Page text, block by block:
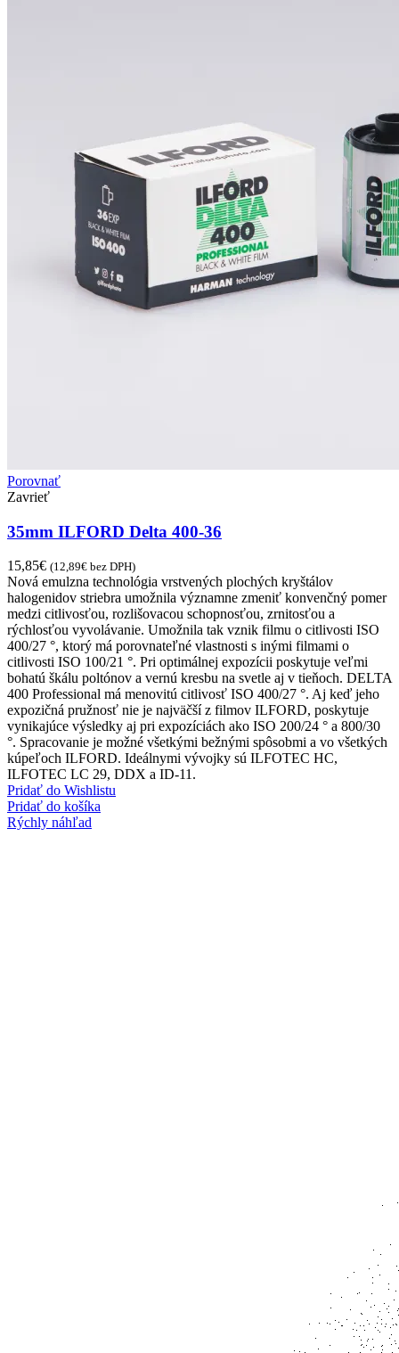
Porovnať
Zavrieť
35mm ILFORD Delta 400-36
15,85€ (12,89€ bez DPH)
Nová emulzna technológia vrstvených plochých kryštálov
halogenidov striebra umožnila významne zmeniť konvenčný pomer
medzi citlivosťou, rozlišovacou schopnosťou, zrnitosťou a
rýchlosťou vyvolávanie. Umožnila tak vznik filmu o citlivosti ISO
400/27 °, ktorý má porovnateľné vlastnosti s inými filmami o
citlivosti ISO 100/21 °. Pri optimálnej expozícii poskytuje veľmi
bohatú škálu poltónov a vernú kresbu na svetle aj v tieňoch. DELTA
400 Professional má menovitú citlivosť ISO 400/27 °. Aj keď jeho
expozičná pružnosť nie je najväčší z filmov ILFORD, poskytuje
vynikajúce výsledky aj pri expozíciách ako ISO 200/24 ° a 800/30
°. Spracovanie je možné všetkými bežnými spôsobmi a vo všetkých
kúpeľoch ILFORD. Ideálnymi vývojky sú ILFOTEC HC,
ILFOTEC LC 29, DDX a ID-11.
Pridať do Wishlistu
Pridať do košíka
Rýchly náhľad